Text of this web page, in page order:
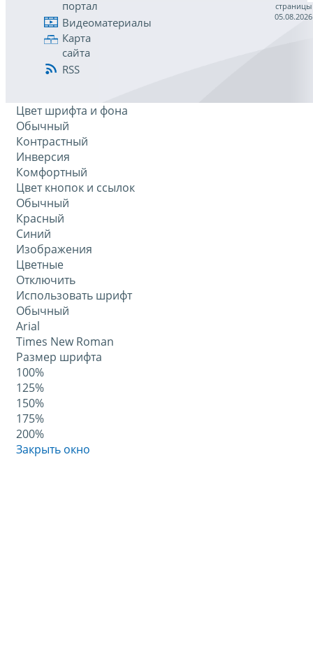
портал
Видеоматериалы
Карта
сайта
RSS
страницы
05.08.2026
Цвет шрифта и фона
Обычный
Контрастный
Инверсия
Комфортный
Цвет кнопок и ссылок
Обычный
Красный
Синий
Изображения
Цветные
Отключить
Использовать шрифт
Обычный
Arial
Times New Roman
Размер шрифта
100%
125%
150%
175%
200%
Закрыть окно